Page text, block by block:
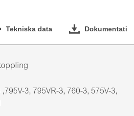
Tekniska data
3, 795VR-3, 760-3, 575V-3,